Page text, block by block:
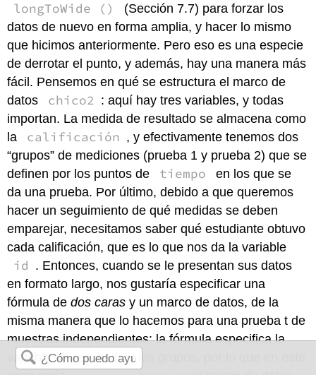
longToWide ()
(Sección 7.7) para forzar los
datos de nuevo en forma amplia, y hacer lo mismo
que hicimos anteriormente. Pero eso es una especie
de derrotar el punto, y además, hay una manera más
fácil. Pensemos en qué se estructura el marco de
datos
chico2 : aquí hay tres variables, y todas
importan. La medida de resultado se almacena como
la
calificación , y efectivamente tenemos dos
“grupos” de mediciones (prueba 1 y prueba 2) que se
definen por los puntos de
tiempo
en los que se
da una prueba. Por último, debido a que queremos
hacer un seguimiento de qué medidas se deben
emparejar, necesitamos saber qué estudiante obtuvo
cada calificación, que es lo que nos da la variable
id . Entonces, cuando se le presentan sus datos
en formato largo, nos gustaría especificar una
fórmula dedos caras y un marco de datos, de la
misma manera que lo hacemos para una prueba t de
muestras independientes: la fórmula especifica la
variable de resultado y los grupos, por lo que en este